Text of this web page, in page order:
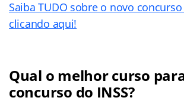
Saiba TUDO sobre o novo concurso
clicando aqui!
Qual o melhor curso
concurso do INSS?